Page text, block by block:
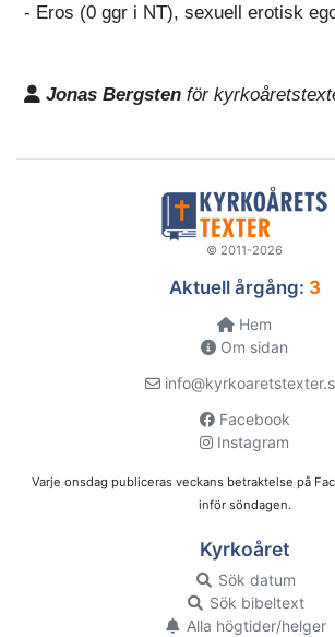
- Eros (0 ggr i NT), sexuell erotisk
Jonas Bergsten för
© 2011-2026
Aktuell årgång: 3
Hem
Om sidan
Facebook
Instagram
Varje onsdag publiceras veckans betraktelse på
inför söndagen.
Kyrkoåret
Sök datum
Sök bibeltext
Alla högtider/helger